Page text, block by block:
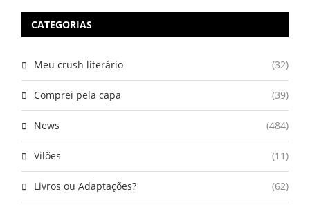
CATEGORIAS
Meu crush literário (32)
Comprei pela capa (39)
News (484)
Vilões (11)
Livros ou Adaptações? (62)